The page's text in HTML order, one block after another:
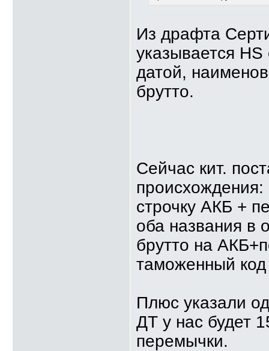
Из драфта
указывается
датой,
брутто.
Сейчас кит.
строчку АКБ +
оба названия в
брутто на
таможенный
Плюс указали
ДТ у нас будет
перемычки.